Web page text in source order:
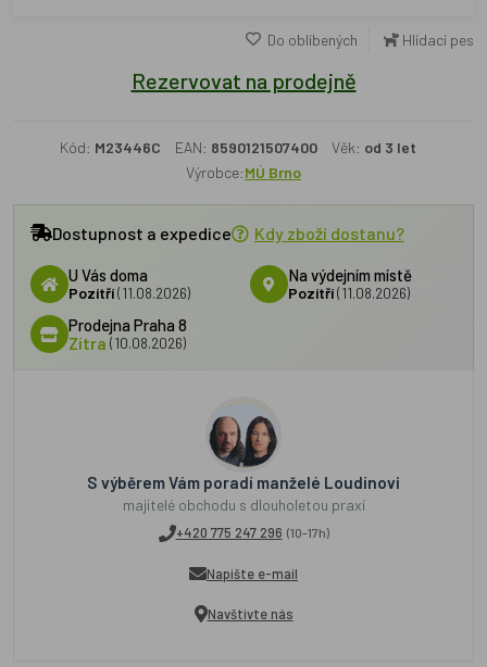
Do oblíbených Hlídací pes
Rezervovat na prodejně
Kód: M23446C EAN: 8590121507400 Věk: od 3 let
Výrobce:MÚ Brno
Dostupnost a expedice Kdy zboží dostanu?
U Vás doma
Pozítří(11.08.2026)
Na výdejním místě
Pozítří (11.08.2026)
Prodejna Praha 8
Zítra (10.08.2026)
S výběrem Vám poradí manželé Loudínovi
majitelé obchodu s dlouholetou praxí
+420 775 247 296 (10-17h)
Napište e-mail
Navštivte nás